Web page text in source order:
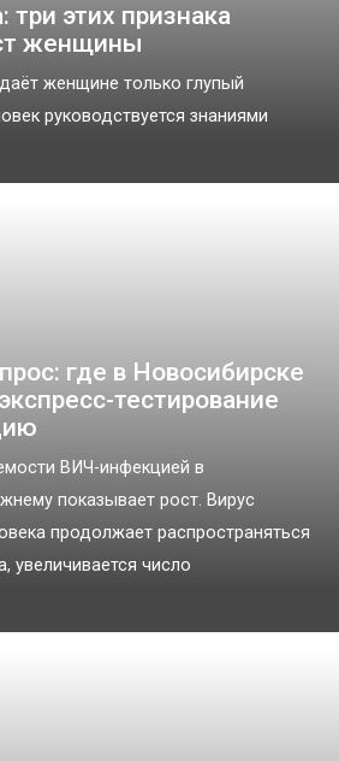
три этих признака
женщины
женщине только глупый
руководствуется знаниями
где в Новосибирске
тестирование
ВИЧ-инфекцией в
показывает рост. Вирус
продолжает распространяться
увеличивается число